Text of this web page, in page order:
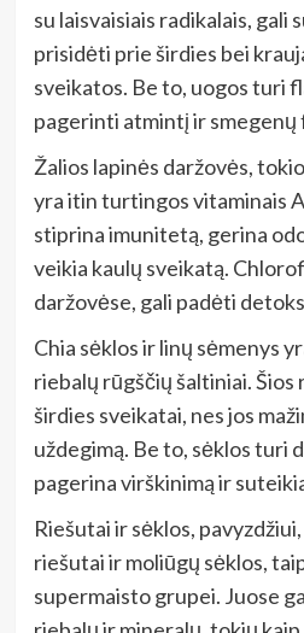
su laisvaisiais radikalais, gali
prisidėti prie širdies bei
sveikatos. Be to, uogos turi
pagerinti atmintį ir smegenų
Žalios lapinės daržovės,
yra itin turtingos vitaminais
stiprina imunitetą, gerina
veikia kaulų sveikatą.
daržovėse, gali padėti
Chia sėklos ir linų sėmenys
riebalų rūgščių šaltiniai.
širdies sveikatai, nes jos
uždegimą. Be to, sėklos turi
pagerina virškinimą ir
Riešutai ir sėklos,
riešutai ir moliūgų sėklos,
supermaisto grupei. Juose